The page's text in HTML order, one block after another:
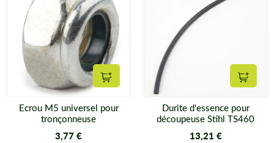
Ajouter au panier
Ecrou M5 universel pour
tronçonneuse
3,77 €
Durite d'essence pour
découpeuse Stihl TS460
13,21 €